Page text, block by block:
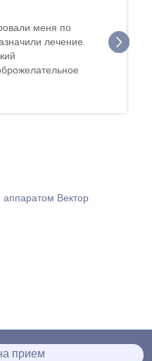
меня по
лечение.
аппаратом Вектор
прием